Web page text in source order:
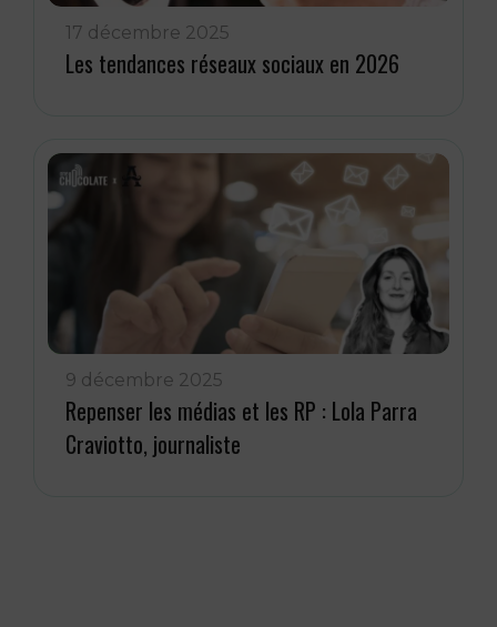
17 décembre 2025
Les tendances réseaux sociaux en 2026
9 décembre 2025
Repenser les médias et les RP : Lola Parra
Craviotto, journaliste